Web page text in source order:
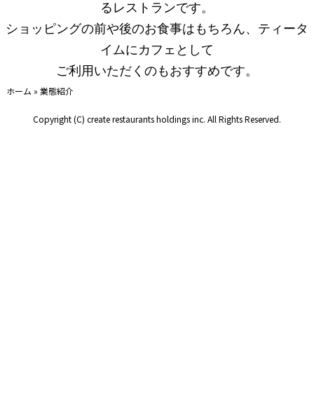
るレストランです。
ショッピングの前や後のお食事はもちろん、 ティータ
イムにカフェとして
ご利用いただくのもおすすめです。
ホーム »業態紹介
Copyright (C) create restaurants holdings inc. All Rights Reserved.